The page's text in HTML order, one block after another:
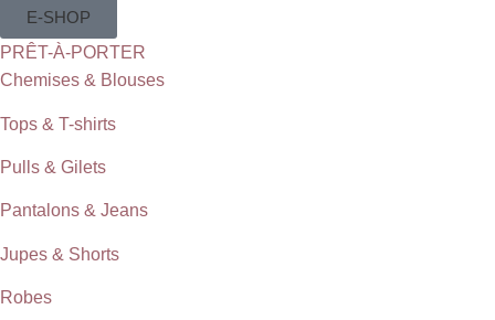
E-SHOP
PRÊT-À-PORTER
Chemises & Blouses
Tops & T-shirts
Pulls & Gilets
Pantalons & Jeans
Jupes & Shorts
Robes